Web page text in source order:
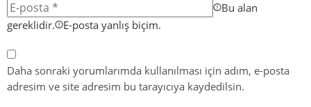
Bu alan
gereklidir.
E-posta yanlış biçim.
Daha sonraki yorumlarımda kullanılması için adım, e-posta
adresim ve site adresim bu tarayıcıya kaydedilsin.